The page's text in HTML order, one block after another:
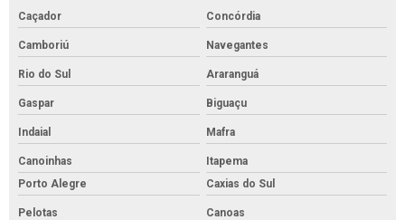
Caçador Concórdia
Camboriú Navegantes
Rio do Sul Araranguá
Gaspar Biguaçu
Indaial Mafra
Canoinhas
Itapema
Porto Alegre
Caxias do Sul
Pelotas Canoas